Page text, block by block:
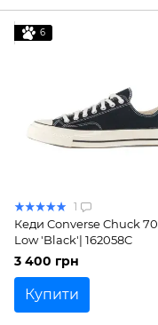
6
1
Кеди Converse Chuck 70
Low 'Black'| 162058C
3 400 грн
Купити